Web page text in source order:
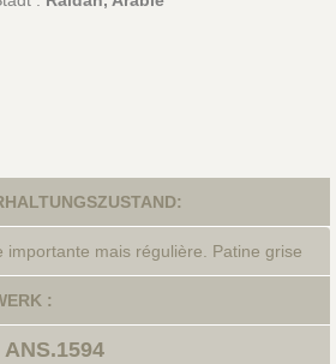
importante mais régulière. Patine grise
:
ANS.1594